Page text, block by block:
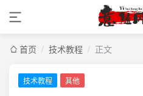
首页 / 技术教程 / 正文
技术教程 其他